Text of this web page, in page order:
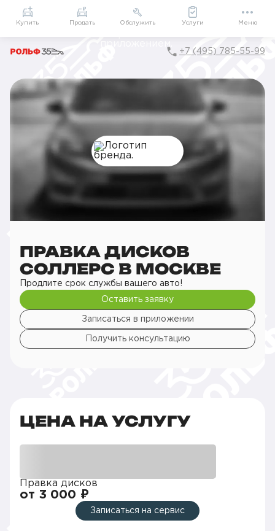
Приложение
Мой РОЛЬФ
Подарки внутри
+7 (495) 785-55-99
ГлавнаяРОЛЬФ Сервис
Сервис Sollers
Шиномонтаж
Ремонт дисков
Правка дисков
ПРАВКА ДИСКОВ
СОЛЛЕРС В МОСКВЕ
Продлите срок службы вашего авто!
Оставить заявку
Записаться в приложении
Получить консультацию
ЦЕНА НА УСЛУГУ
Правка дисков
от 3 000 ₽
Записаться на сервис
Купить Продать Обслужить Услуги Меню